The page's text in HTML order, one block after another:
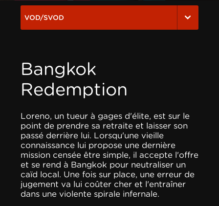
VOD/SVOD
Bangkok
Redemption
Loreno, un tueur à gages d'élite, est sur le
point de prendre sa retraite et laisser son
passé derrière lui. Lorsqu'une vieille
connaissance lui propose une dernière
mission censée être simple, il accepte l'offre
et se rend à Bangkok pour neutraliser un
caïd local. Une fois sur place, une erreur de
jugement va lui coûter cher et l'entraîner
dans une violente spirale infernale.